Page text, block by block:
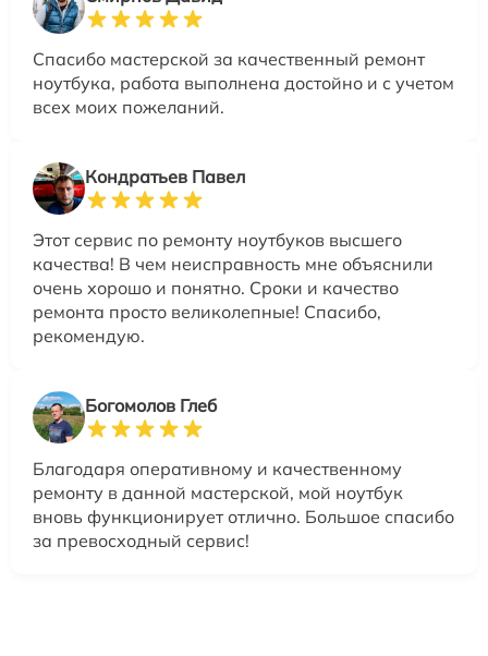
Спасибо мастерской за качественный ремонт
ноутбука, работа выполнена достойно и с учетом
всех моих пожеланий.
Кондратьев Павел
Этот сервис по ремонту ноутбуков высшего
качества! В чем неисправность мне объяснили
очень хорошо и понятно. Сроки и качество
ремонта просто великолепные! Спасибо,
рекомендую.
Богомолов Глеб
Благодаря оперативному и качественному
ремонту в данной мастерской, мой ноутбук
вновь функционирует отлично. Большое спасибо
за превосходный сервис!